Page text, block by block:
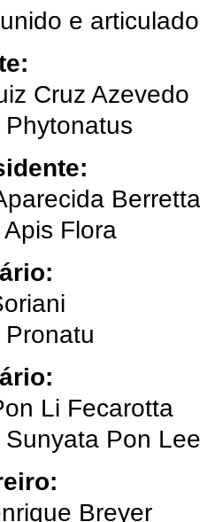
e
Cruz Azevedo
Flora
Li Fecarotta
Sunyata Pon Lee
Breyer